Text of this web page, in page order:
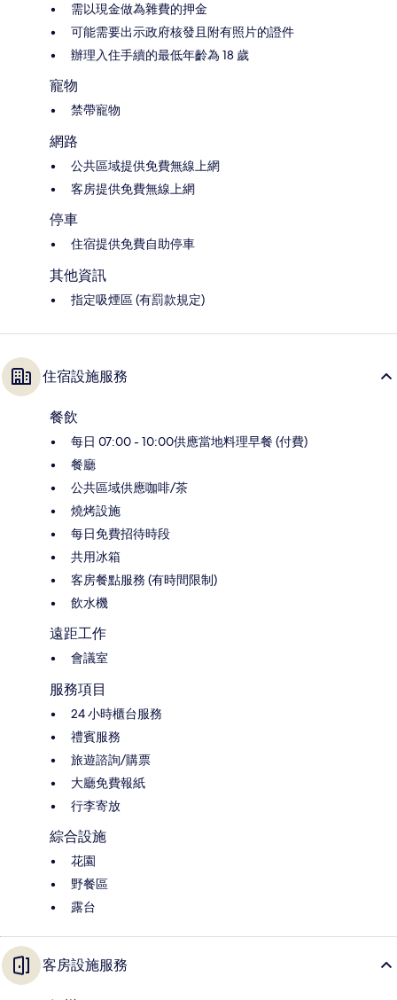
需以現金做為雜費的押金
可能需要出示政府核發且附有照片的證件
辦理入住手續的最低年齡為 18 歲
寵物
禁帶寵物
網路
公共區域提供免費無線上網
客房提供免費無線上網
停車
住宿提供免費自助停車
其他資訊
指定吸煙區 (有罰款規定)
住宿設施服務
餐飲
每日 07:00 - 10:00供應當地料理早餐 (付費)
餐廳
公共區域供應咖啡/茶
燒烤設施
每日免費招待時段
共用冰箱
客房餐點服務 (有時間限制)
飲水機
遠距工作
會議室
服務項目
24 小時櫃台服務
禮賓服務
旅遊諮詢/購票
大廳免費報紙
行李寄放
綜合設施
花園
野餐區
露台
客房設施服務